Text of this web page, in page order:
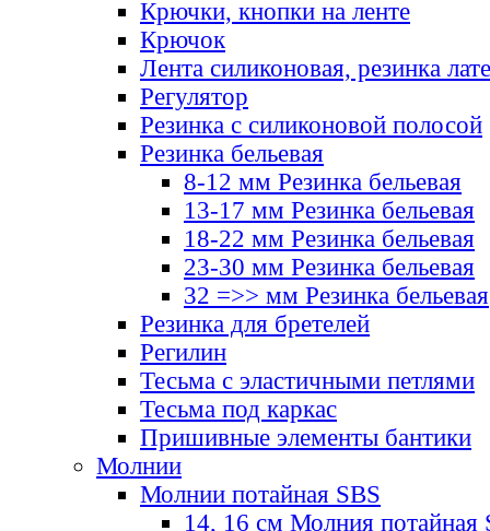
Крючки, кнопки на ленте
Крючок
Лента силиконовая, резинка
Регулятор
Резинка с силиконовой полосой
Резинка бельевая
8-12 мм Резинка бельевая
13-17 мм Резинка бельевая
18-22 мм Резинка бельевая
23-30 мм Резинка бельевая
32 =>> мм Резинка бельевая
Резинка для бретелей
Регилин
Тесьма с эластичными петлями
Тесьма под каркас
Пришивные элементы бантики
Молнии
Молнии потайная SBS
14, 16 см Молния потайная